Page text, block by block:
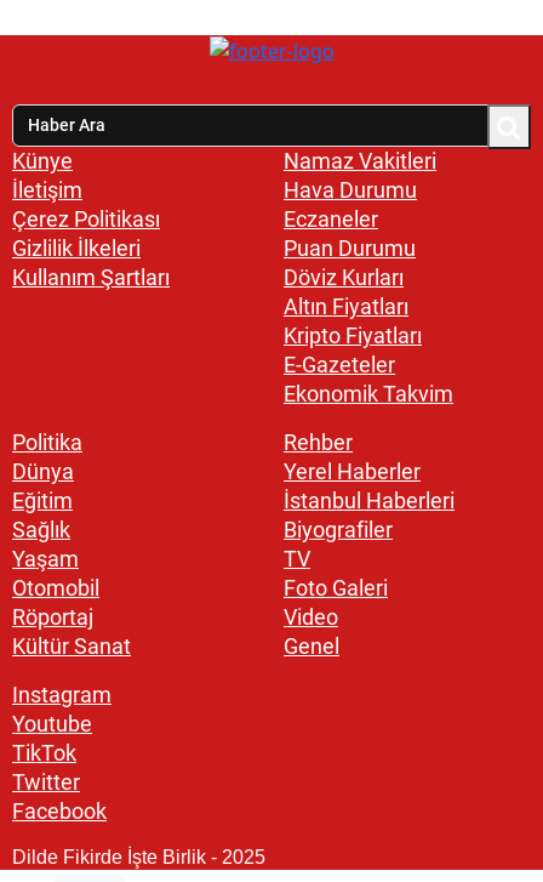
Künye
İletişim
Çerez Politikası
Gizlilik İlkeleri
Kullanım Şartları
Namaz Vakitleri
Hava Durumu
Eczaneler
Puan Durumu
Döviz Kurları
Altın Fiyatları
Kripto Fiyatları
E-Gazeteler
Ekonomik Takvim
Politika
Dünya
Eğitim
Sağlık
Yaşam
Otomobil
Röportaj
Kültür Sanat
Rehber
Yerel Haberler
İstanbul Haberleri
Biyografiler
TV
Foto Galeri
Video
Genel
Instagram
Youtube
TikTok
Twitter
Facebook
Dilde Fikirde İşte Birlik - 2025